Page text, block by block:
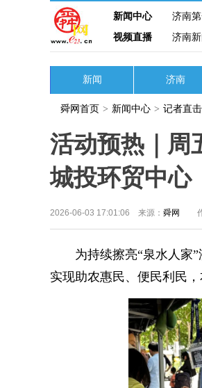
新闻中心 济南
视频直播
济南新
新闻 济南
舜网首页 > 新闻中心 > 记者直击
活动预热｜周
城投环贸中心
2026-06-03 17:01:06 来源： 舜网
为持续擦亮“泉水人家”
实现助农惠民、便民利民